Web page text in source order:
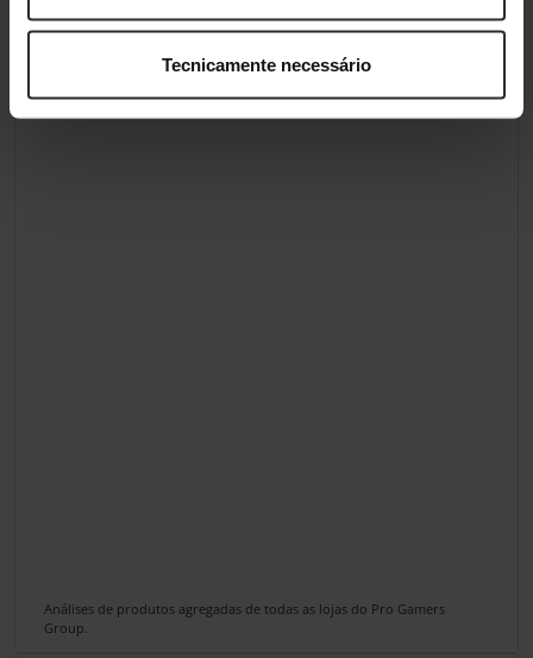
Tecnicamente necessário
Análises de produtos agregadas de todas as lojas do Pro Gamers
Group.